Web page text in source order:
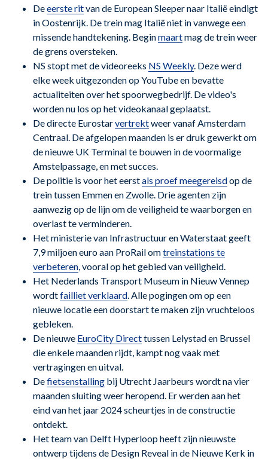
Deeerste ritvan de European Sleeper naar Italië eindigt
in Oostenrijk. De trein mag Italië niet in vanwege een
missende handtekening. Beginmaartmag de trein weer
de grens oversteken.
NS stopt met de videoreeks NS Weekly. Deze werd
elke week uitgezonden op YouTube en bevatte
actualiteiten over het spoorwegbedrijf. De video's
worden nu los op het videokanaal geplaatst.
De directe Eurostarvertrektweer vanaf Amsterdam
Centraal. De afgelopen maanden is er druk gewerkt om
de nieuwe UK Terminal te bouwen in de voormalige
Amstelpassage, en met succes.
De politie is voor het eerstals proef meegereisdop de
trein tussen Emmen en Zwolle. Drie agenten zijn
aanwezig op de lijn om de veiligheid te waarborgen en
overlast te verminderen.
Het ministerie van Infrastructuur en Waterstaat geeft
7,9 miljoen euro aan ProRail omtreinstations te
verbeteren, vooral op het gebied van veiligheid.
Het Nederlands Transport Museum in Nieuw Vennep
wordtfailliet verklaard. Alle pogingen om op een
nieuwe locatie een doorstart te maken zijn vruchteloos
gebleken.
De nieuwe EuroCity Directtussen Lelystad en Brussel
die enkele maanden rijdt, kampt nog vaak met
vertragingen en uitval.
Defietsenstalling bij Utrecht Jaarbeurs wordt na vier
maanden sluiting weer heropend. Er werden aan het
eind van het jaar 2024 scheurtjes in de constructie
ontdekt.
Het team van Delft Hyperloop heeft zijn nieuwste
ontwerp tijdens de Design Reveal in de Nieuwe Kerk in